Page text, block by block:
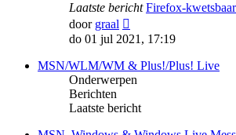
Laatste bericht Firefox-
door graal
laatste
do 01 jul 2021, 17:19
MSN/WLM/WM & Plus!/Plus! Live
Onderwerpen
Berichten
Laatste bericht